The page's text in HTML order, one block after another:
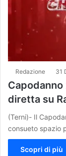
Redazione 31
Capodanno
diretta su
(Terni)- Il
consueto spazio
Scopri di più